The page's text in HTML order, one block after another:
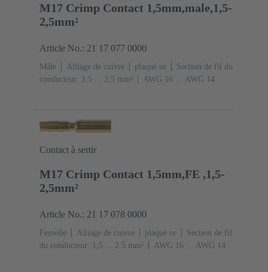
M17 Crimp Contact 1,5mm,male,1,5-
2,5mm²
Article No.: 21 17 077 0000
Mâle Alliage de cuivre plaqué or
Section de fil du
conducteur: 1,5 ... 2,5 mm²
AWG 16 ... AWG 14
Contact à sertir
M17 Crimp Contact 1,5mm,FE ,1,5-
2,5mm²
Article No.: 21 17 078 0000
Femelle Alliage de cuivre plaqué or
Section de fil
du conducteur: 1,5 ... 2,5 mm²
AWG 16 ... AWG 14